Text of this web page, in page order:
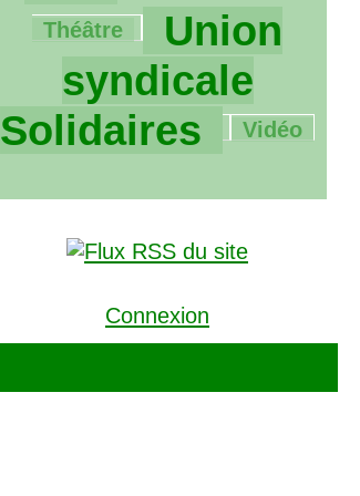
Théâtre
1930/1930
Union
syndicale
Solidaires
66/1930
Vidéo
Connexion